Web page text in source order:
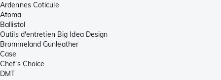
Ardennes Coticule
Atoma
Ballistol
Outils d'entretien Big Idea Design
Brommeland Gunleather
Case
Chef's Choice
DMT